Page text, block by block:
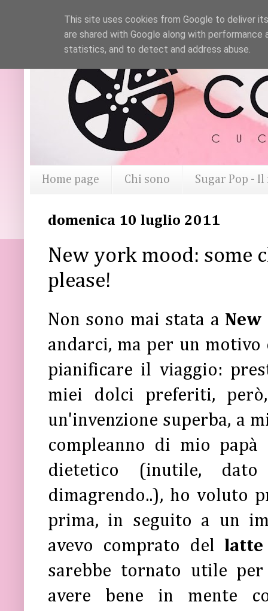
Home page Chi sono Sugar Pop -
domenica 10 luglio 2011
New york mood: some
please!
Non sono mai stata a New
andarci, ma per un
pianificare il viaggio:
miei dolci preferiti,
un'invenzione superba, a
compleanno di mio
dietetico (inutile,
dimagrendo..), ho voluto
prima, in seguito a un
avevo comprato del latte
sarebbe tornato utile
avere bene in mente
This site uses cookies from Google to deliver
are shared with Google along with
statistics, and to detect and address abuse.